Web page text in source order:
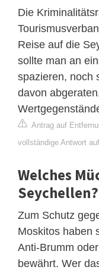
Die
Reise auf die
sollte man an
spazieren, noch
davon
Antrag auf
vollständige Antwort
Welches
Seychellen?
Zum Schutz
Moskitos haben
Anti-Brumm
bewährt. Wer